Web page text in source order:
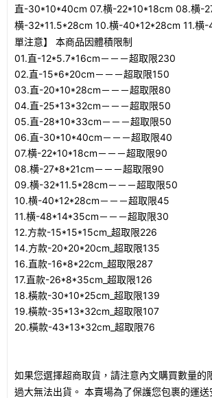
直-30*10*40cm 07.横-22*10*18cm 08.横-
横-32*11.5*28cm 10.横-40*12*28cm 11.横
單注意】 本商品因體積限制
01.直-12*5.7*16cm－－－超取限230
02.直-15*6*20cm－－－超取限150
03.直-20*10*28cm－－－超取限80
04.直-25*13*32cm－－－超取限50
05.直-28*10*33cm－－－超取限50
06.直-30*10*40cm－－－超取限40
07.横-22*10*18cm－－－超取限90
08.横-27*8*21cm－－－超取限90
09.横-32*11.5*28cm－－－超取限50
10.横-40*12*28cm－－－超取限45
11.横-48*14*35cm－－－超取限30
12.方款-15*15*15cm_超取限226
14.方款-20*20*20cm_超取限135
16.直款-16*8*22cm_超取限287
17.直款-26*8*35cm_超取限126
18.橫款-30*10*25cm_超取限139
19.橫款-35*13*32cm_超取限107
20.橫款-43*13*32cm_超取限76
如果您選擇超商取貨，請注意內文購買數量的
過大無法出貨。 本賣場為了保護您包裹的運送